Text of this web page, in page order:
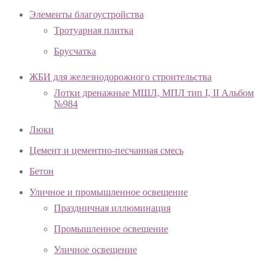
Элементы благоустройства
Тротуарная плитка
Брусчатка
ЖБИ для железнодорожного строительства
Лотки дренажные МШЛ, МПЛ тип I, II Альбом
№984
Люки
Цемент и цементно-песчанная смесь
Бетон
Уличное и промышленное освещение
Праздничная иллюминация
Промышленное освещение
Уличное освещение